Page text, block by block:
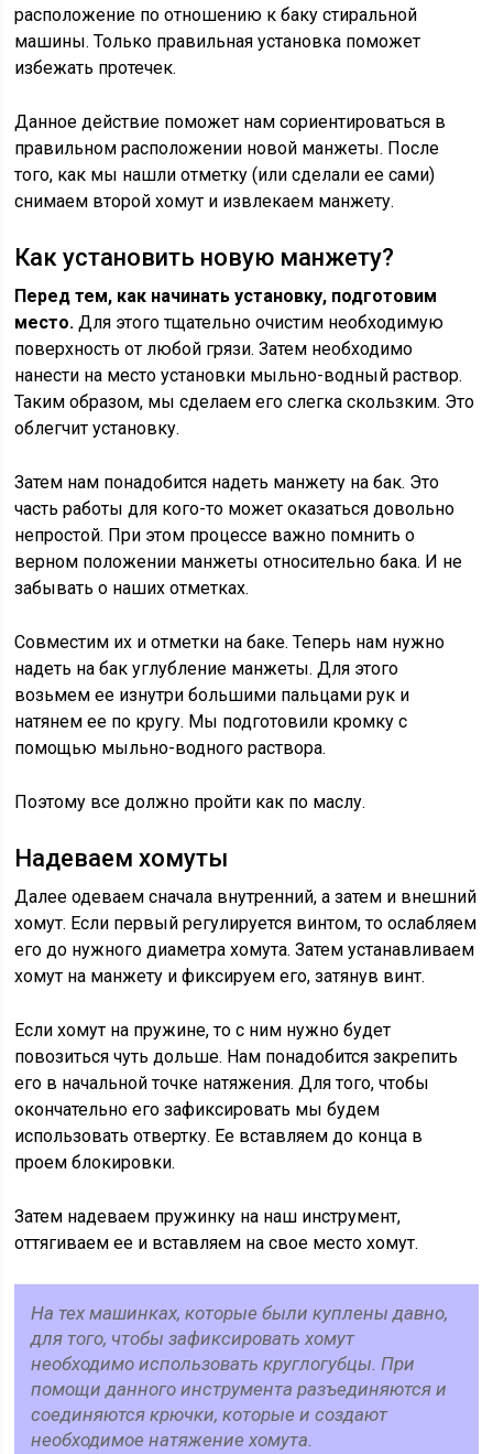
расположение по отношению к баку стиральной
машины. Только правильная установка поможет
избежать протечек.
Данное действие поможет нам сориентироваться в
правильном расположении новой манжеты. После
того, как мы нашли отметку (или сделали ее сами)
снимаем второй хомут и извлекаем манжету.
Как установить новую манжету?
Перед тем, как начинать установку, подготовим
место. Для этого тщательно очистим необходимую
поверхность от любой грязи. Затем необходимо
нанести на место установки мыльно-водный раствор.
Таким образом, мы сделаем его слегка скользким. Это
облегчит установку.
Затем нам понадобится надеть манжету на бак. Это
часть работы для кого-то может оказаться довольно
непростой. При этом процессе важно помнить о
верном положении манжеты относительно бака. И не
забывать о наших отметках.
Совместим их и отметки на баке. Теперь нам нужно
надеть на бак углубление манжеты. Для этого
возьмем ее изнутри большими пальцами рук и
натянем ее по кругу. Мы подготовили кромку с
помощью мыльно-водного раствора.
Поэтому все должно пройти как по маслу.
Надеваем хомуты
Далее одеваем сначала внутренний, а затем и внешний
хомут. Если первый регулируется винтом, то ослабляем
его до нужного диаметра хомута. Затем устанавливаем
хомут на манжету и фиксируем его, затянув винт.
Если хомут на пружине, то с ним нужно будет
повозиться чуть дольше. Нам понадобится закрепить
его в начальной точке натяжения. Для того, чтобы
окончательно его зафиксировать мы будем
использовать отвертку. Ее вставляем до конца в
проем блокировки.
Затем надеваем пружинку на наш инструмент,
оттягиваем ее и вставляем на свое место хомут.
На тех машинках, которые были куплены давно,
для того, чтобы зафиксировать хомут
необходимо использовать круглогубцы. При
помощи данного инструмента разъединяются и
соединяются крючки, которые и создают
необходимое натяжение хомута.